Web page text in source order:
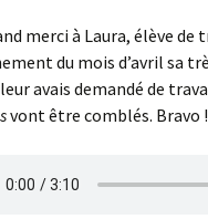
merci à Laura, élève de
du mois d’avril sa
avais demandé de
vont être comblés. Bravo !